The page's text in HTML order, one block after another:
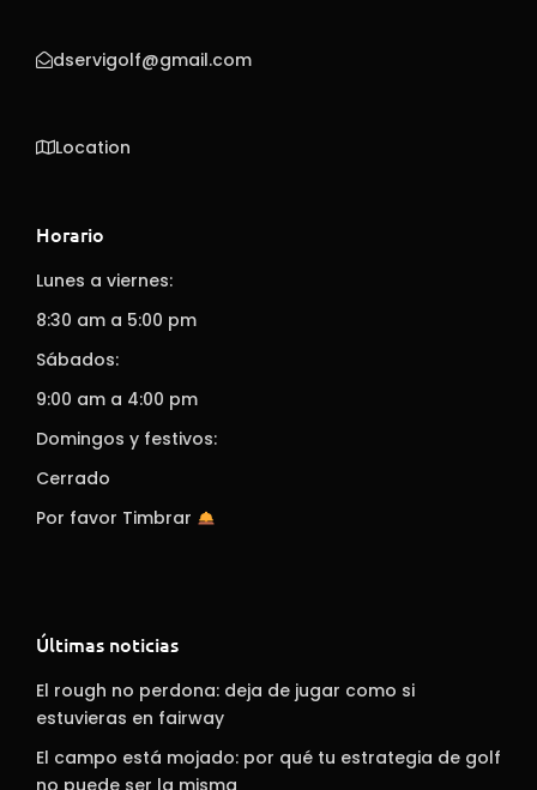
dservigolf@gmail.com
Location
Horario
Lunes a viernes:
8:30 am a 5:00 pm
Sábados:
9:00 am a 4:00 pm
Domingos y festivos:
Cerrado
Por favor Timbrar
Últimas noticias
El rough no perdona: deja de jugar como si
estuvieras en fairway
El campo está mojado: por qué tu estrategia de golf
no puede ser la misma